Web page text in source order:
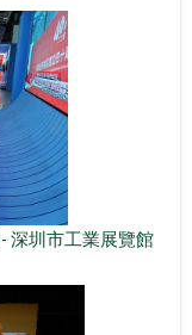
深圳市工業展覽館